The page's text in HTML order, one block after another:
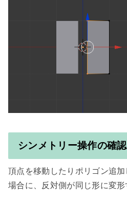
シンメトリー操作の確認
頂点を移動したりポリゴン追
場合に、反対側が同じ形に変形